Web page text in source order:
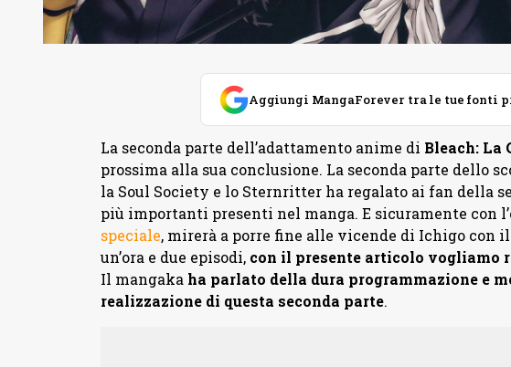
Aggiungi MangaForever tra le tue fonti
La seconda parte dell’adattamento anime di Bleach: La
prossima alla sua conclusione. La seconda parte dello
la Soul Society e lo Sternritter ha regalato ai fan della
più importanti presenti nel manga. E sicuramente con
speciale, mirerà a porre fine alle vicende di Ichigo con
un’ora e due episodi, con il presente articolo vogliamo
Il mangaka ha parlato della dura programmazione e
realizzazione di questa seconda parte.